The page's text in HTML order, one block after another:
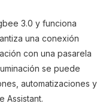
3.0 y funciona
una conexión
con una pasarela
se puede
automatizaciones y
Assistant.